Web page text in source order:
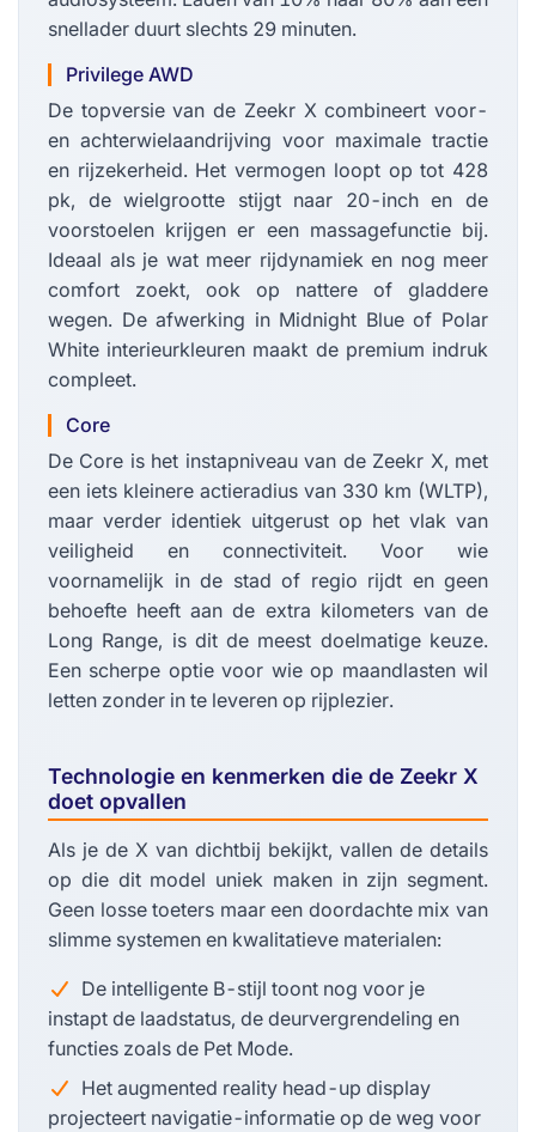
snellader duurt slechts 29 minuten.
Privilege AWD
De topversie van de Zeekr X combineert voor-
en achterwielaandrijving voor maximale tractie
en rijzekerheid. Het vermogen loopt op tot 428
pk, de wielgrootte stijgt naar 20-inch en de
voorstoelen krijgen er een massagefunctie bij.
Ideaal als je wat meer rijdynamiek en nog meer
comfort zoekt, ook op nattere of gladdere
wegen. De afwerking in Midnight Blue of Polar
White interieurkleuren maakt de premium indruk
compleet.
Core
De Core is het instapniveau van de Zeekr X, met
een iets kleinere actieradius van 330 km (WLTP),
maar verder identiek uitgerust op het vlak van
veiligheid en connectiviteit. Voor wie
voornamelijk in de stad of regio rijdt en geen
behoefte heeft aan de extra kilometers van de
Long Range, is dit de meest doelmatige keuze.
Een scherpe optie voor wie op maandlasten wil
letten zonder in te leveren op rijplezier.
Technologie en kenmerken die de Zeekr X
doet opvallen
Als je de X van dichtbij bekijkt, vallen de details
op die dit model uniek maken in zijn segment.
Geen losse toeters maar een doordachte mix van
slimme systemen en kwalitatieve materialen:
De intelligente B-stijl toont nog voor je
instapt de laadstatus, de deurvergrendeling en
functies zoals de Pet Mode.
Het augmented reality head-up display
projecteert navigatie-informatie op de weg voor